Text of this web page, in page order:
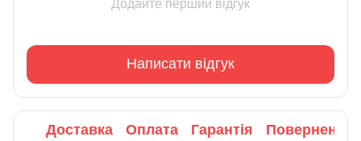
Додайте перший відгук
Написати відгук
Доставка Оплата Гарантія Повернення